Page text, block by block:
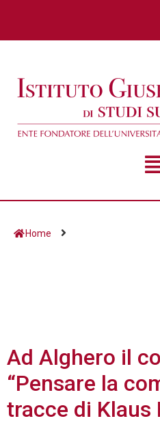
Home
Ad Alghero il
“Pensare la
tracce di Klaus